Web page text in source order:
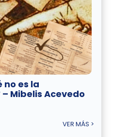
no es la
Mibelis Acevedo
VER MÁS >